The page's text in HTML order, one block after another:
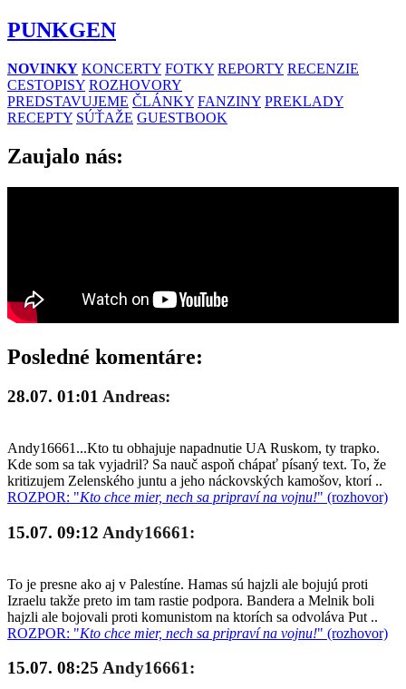
PUNKGEN
NOVINKY KONCERTY FOTKY REPORTY RECENZIE
CESTOPISY ROZHOVORY
PREDSTAVUJEME ČLÁNKY FANZINY PREKLADY
RECEPTY SÚŤAŽE GUESTBOOK
Zaujalo nás:
Posledné komentáre:
28.07. 01:01 Andreas:
Andy16661...Kto tu obhajuje napadnutie UA Ruskom, ty trapko.
Kde som sa tak vyjadril? Sa nauč aspoň chápať písaný text. To, že
kritizujem Zelenského juntu a jeho náckovských kamošov, ktorí ..
ROZPOR: "Kto chce mier, nech sa pripraví na vojnu!" (rozhovor)
15.07. 09:12 Andy16661:
To je presne ako aj v Palestíne. Hamas sú hajzli ale bojujú proti
Izraelu takže preto im tam rastie podpora. Bandera a Melnik boli
hajzli ale bojovali proti komunistom na ktorích sa odvoláva Put ..
ROZPOR: "Kto chce mier, nech sa pripraví na vojnu!" (rozhovor)
15.07. 08:25 Andy16661: